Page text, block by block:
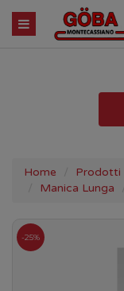
Home Prodotti
Manica Lunga
-25%